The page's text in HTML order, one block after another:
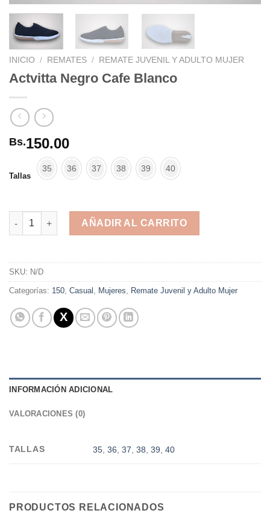
INICIO / REMATES / REMATE JUVENIL Y ADULTO MUJER
Actvitta Negro Cafe Blanco
Bs.150.00
Tallas
35 36 37 38 39 40
Actvitta Negro Cafe Blanco cantidad
AÑADIR AL CARRITO
SKU: N/D
Categorías: 150, Casual , Mujeres, Remate Juvenil y Adulto Mujer
INFORMACIÓN ADICIONAL
VALORACIONES (0)
TALLAS 35,36,37,38,39,40
PRODUCTOS RELACIONADOS